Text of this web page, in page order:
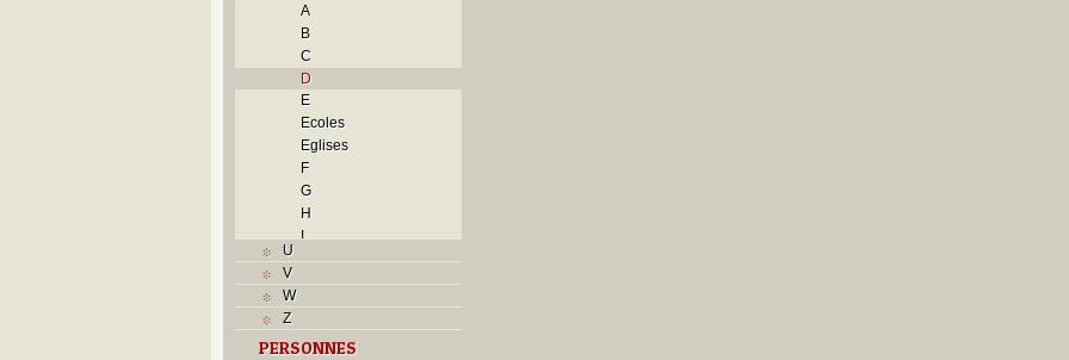
A
B
C
D
E
Ecoles
Eglises
F
G
H
I
P
U
V
W
Z
PERSONNES